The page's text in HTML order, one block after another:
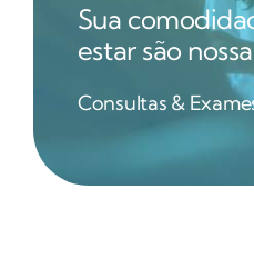
Sua
estar são
Consultas &